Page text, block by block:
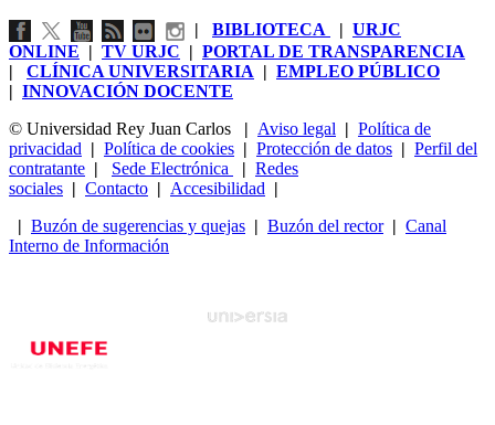
| BIBLIOTECA | URJC
ONLINE | TV URJC | PORTAL DE TRANSPARENCIA
| CLÍNICA UNIVERSITARIA | EMPLEO PÚBLICO
| INNOVACIÓN DOCENTE
© Universidad Rey Juan Carlos
| Aviso legal | Política de
privacidad | Política de cookies | Protección de datos | Perfil del
contratante | Sede Electrónica | Redes
sociales | Contacto | Accesibilidad |
| Buzón de sugerencias y quejas | Buzón del rector| Canal
Interno de Información